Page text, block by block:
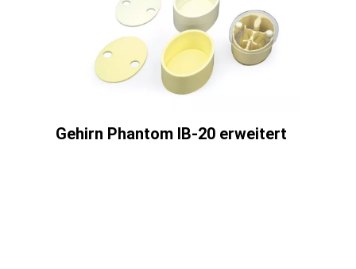
Gehirn Phantom IB-20 erweitert